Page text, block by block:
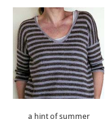
a hint of summer